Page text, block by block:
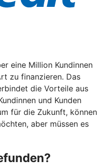
eine Million Kundinnen
zu finanzieren. Das
die Vorteile aus
und Kunden
für die Zukunft, können
aber müssen es